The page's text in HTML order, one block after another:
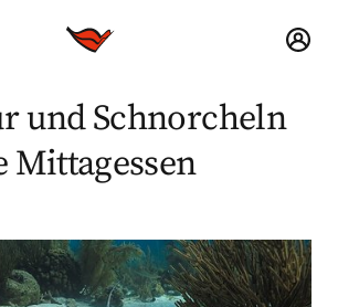
und Schnorcheln
Mittagessen